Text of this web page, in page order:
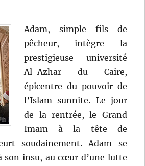
Adam, simple fils de
pêcheur, intègre la
prestigieuse université
Al-Azhar du Caire,
épicentre du pouvoir de
l’Islam sunnite. Le jour
de la rentrée, le Grand
Imam à la tête de
soudainement. Adam se
son insu, au cœur d’une lutte